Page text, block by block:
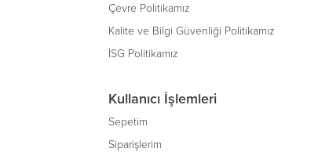
Çevre Politikamız
Kalite ve Bilgi Güvenliği Politikamız
İSG Politikamız
Kullanıcı İşlemleri
Sepetim
Siparişlerim